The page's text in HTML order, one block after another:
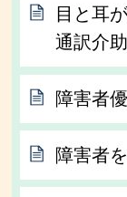
目と耳
通訳介
障害者
障害者